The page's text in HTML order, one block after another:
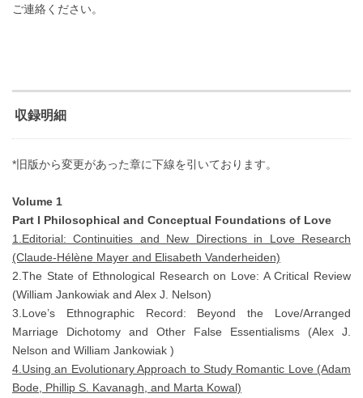
ご連絡ください。
収録明細
*旧版から変更があった章に下線を引いております。
Volume 1
Part I Philosophical and Conceptual Foundations of Love
1.Editorial: Continuities and New Directions in Love Research
(Claude-Hélène Mayer and Elisabeth Vanderheiden)
2.The State of Ethnological Research on Love: A Critical Review
(William Jankowiak and Alex J. Nelson)
3.Love’s Ethnographic Record: Beyond the Love/Arranged
Marriage Dichotomy and Other False Essentialisms (Alex J.
Nelson and William Jankowiak )
4.Using an Evolutionary Approach to Study Romantic Love (Adam
Bode, Phillip S. Kavanagh, and Marta Kowal)